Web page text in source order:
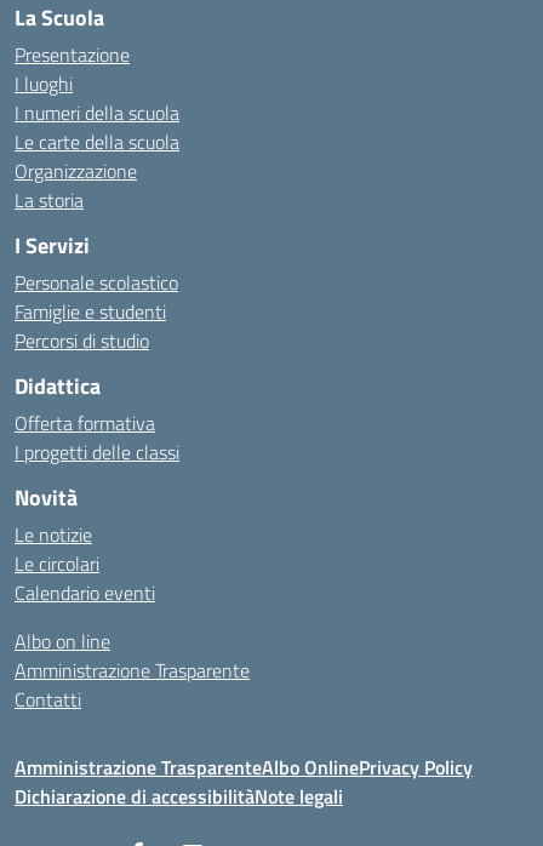
La Scuola
Presentazione
I luoghi
I numeri della scuola
Le carte della scuola
Organizzazione
La storia
I Servizi
Personale scolastico
Famiglie e studenti
Percorsi di studio
Didattica
Offerta formativa
I progetti delle classi
Novità
Le notizie
Le circolari
Calendario eventi
Albo on line
Amministrazione Trasparente
Contatti
Amministrazione TrasparenteAlbo OnlinePrivacy Policy
Dichiarazione di accessibilitàNote legali